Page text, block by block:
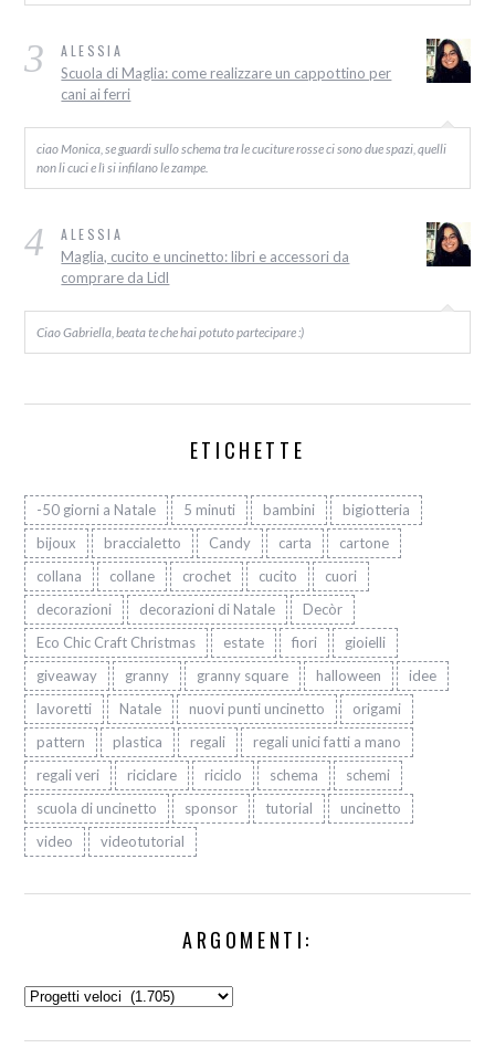
3 ALESSIA
Scuola di Maglia: come realizzare un cappottino per
cani ai ferri
ciao Monica, se guardi sullo schema tra le cuciture rosse ci sono due spazi, quelli
non li cuci e lì si infilano le zampe.
4 ALESSIA
Maglia, cucito e uncinetto: libri e accessori da
comprare da Lidl
Ciao Gabriella, beata te che hai potuto partecipare :)
ETICHETTE
-50 giorni a Natale 5 minuti bambini
bigiotteria
bijoux
braccialetto Candy carta
cartone
collana
collane crochet cucito
cuori
decorazioni
decorazioni di Natale
Decòr
Eco Chic Craft Christmas
estate fiori
gioielli
giveaway
granny granny square halloween
idee
lavoretti
Natale nuovi punti uncinetto
origami
pattern
plastica regali
regali unici fatti a mano
regali veri
riciclare riciclo schema
schemi
scuola di uncinetto
sponsor tutorial
uncinetto
video
videotutorial
ARGOMENTI:
Argomenti: